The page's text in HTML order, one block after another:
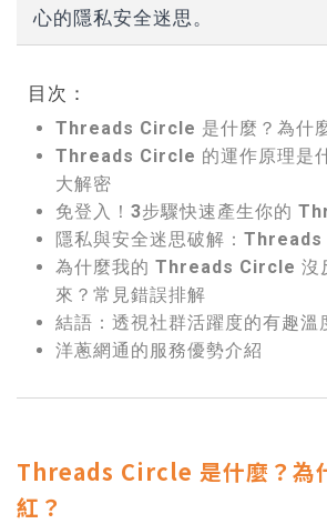
心的隱私安全迷思。
目次：
Threads Circle 是什麼？為什
Threads Circle 的運作原理是
大解密
免登入！3步驟快速產生你的
隱私與安全迷思破解：
為什麼我的 Threads Circle 沒
來？常見錯誤排解
結語：透視社群活躍度的有趣溫
洋蔥網通的服務優勢介紹
Threads Circle 是什麼？為
紅？